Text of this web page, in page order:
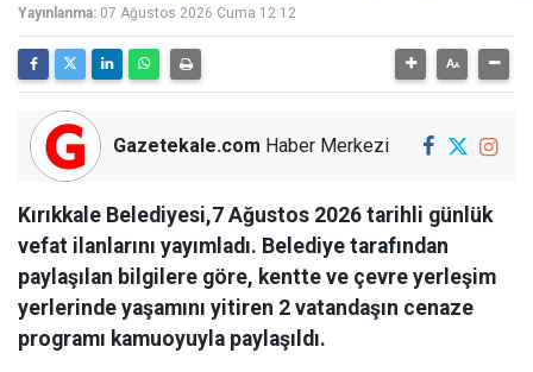
Yayınlanma: 07 Ağustos 2026 Cuma 12:12
Gazetekale.com Haber Merkezi
Kırıkkale Belediyesi,7 Ağustos 2026 tarihli günlük
vefat ilanlarını yayımladı. Belediye tarafından
paylaşılan bilgilere göre, kentte ve çevre yerleşim
yerlerinde yaşamını yitiren 2 vatandaşın cenaze
programı kamuoyuyla paylaşıldı.